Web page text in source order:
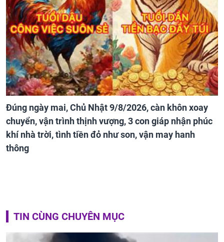
Đúng ngày mai, Chủ Nhật 9/8/2026, càn khôn xoay
chuyển, vận trình thịnh vượng, 3 con giáp nhận phúc
khí nhà trời, tình tiền đỏ như son, vận may hanh
thông
TIN CÙNG CHUYÊN MỤC